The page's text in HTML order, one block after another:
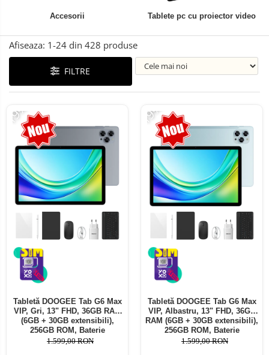
Telefoane mobile ALTE BRANDURI
Accesorii Tablete pc cu proiector video
Afiseaza: 1-24 din 428 produse
FILTRE
-19%
Tabletă DOOGEE Tab G6 Max
VIP, Gri, 13" FHD, 36GB RAM
(6GB + 30GB extensibili),
256GB ROM, Baterie
10800mAh, Android, Wi-Fi
1.599,00 RON
-19%
Tabletă DOOGEE Tab G6 Max
VIP, Albastru, 13" FHD, 36GB
RAM (6GB + 30GB extensibili),
256GB ROM, Baterie
10800mAh, Android, Wi-Fi
1.599,00 RON